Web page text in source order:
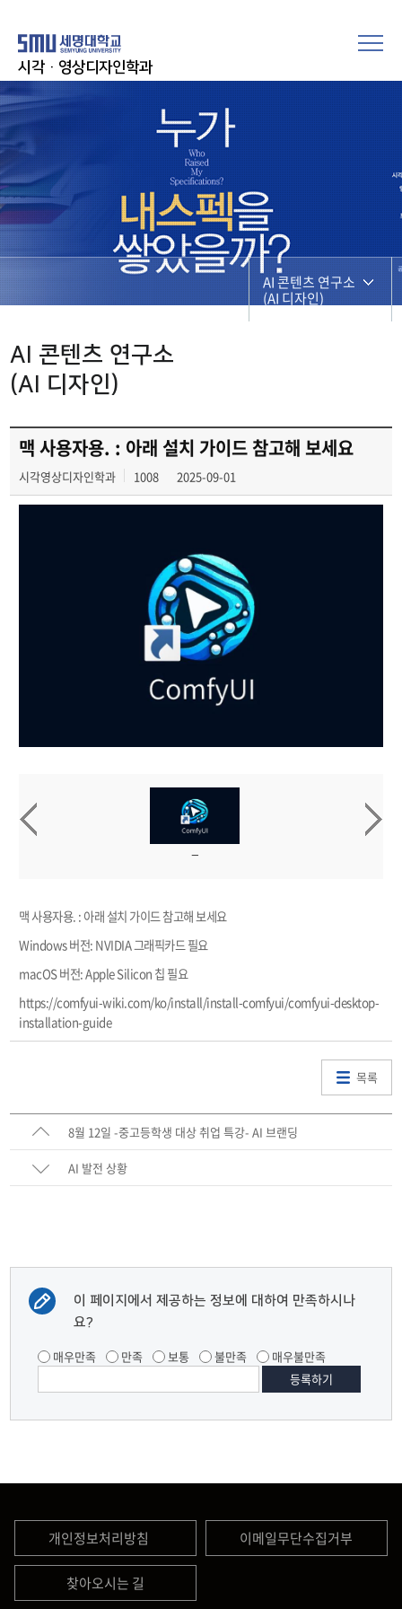
시각·영상디자인학과
AI 콘텐츠 연구소
(AI 디자인)
AI 콘텐츠 연구소
(AI 디자인)
맥 사용자용. : 아래 설치 가이드 참고해 보세요
시각영상디자인학과 1008 2025-09-01
맥 사용자용. : 아래 설치 가이드 참고해 보세요
Windows 버전: NVIDIA 그래픽카드 필요
macOS 버전: Apple Silicon 칩 필요
https://comfyui-wiki.com/ko/install/install-comfyui/comfyui-desktop-
installation-guide
목록
8월 12일 -중고등학생 대상 취업 특강- AI 브랜딩
AI 발전 상황
이 페이지에서 제공하는 정보에 대하여 만족하시나
요?
매우만족 만족 보통 불만족 매우불만족
개인정보처리방침 이메일무단수집거부
찾아오시는 길